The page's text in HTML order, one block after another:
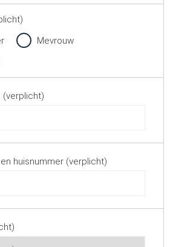
Mevrouw
(verplicht)
huisnummer (verplicht)